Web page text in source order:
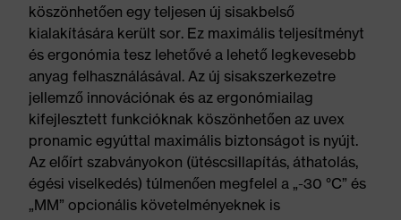
köszönhetően egy teljesen új sisakbelső
kialakítására került sor. Ez maximális teljesítményt
és ergonómia tesz lehetővé a lehető legkevesebb
anyag felhasználásával. Az új sisakszerkezetre
jellemző innovációnak és az ergonómiailag
kifejlesztett funkcióknak köszönhetően az uvex
pronamic egyúttal maximális biztonságot is nyújt.
Az előírt szabványokon (ütéscsillapítás, áthatolás,
égési viselkedés) túlmenően megfelel a „-30 °C” és
„MM” opcionális követelményeknek is